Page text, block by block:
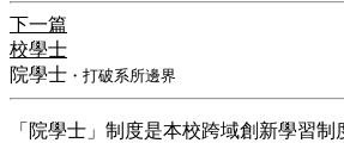
下一篇
校學士
院學士 ・打破系所邊界
「院學士」制度是本校跨域創新學習